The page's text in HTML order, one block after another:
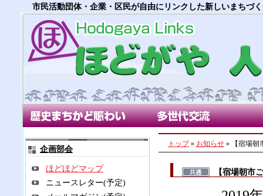
市民活動団体・企業・区民が自由にリンクした新しいまちづ
多世代交流部会 朝市
トップ» お知らせ » 【宿場朝
【宿場朝市
企画部会
ほどほどマップ
ニュースレター(予定)